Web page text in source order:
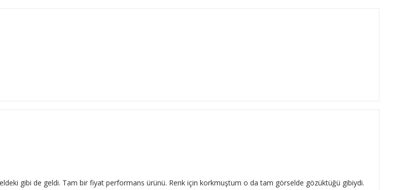
gibi de geldi. Tam bir fiyat performans ürünü. Renk için korkmuştum o da tam görselde gözüktüğü gibiydi.